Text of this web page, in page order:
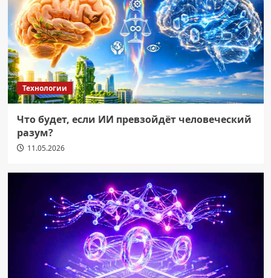
Технологии
Что будет, если ИИ превзойдёт человеческий
разум?
11.05.2026